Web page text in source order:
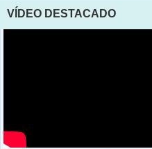
VÍDEO DESTACADO